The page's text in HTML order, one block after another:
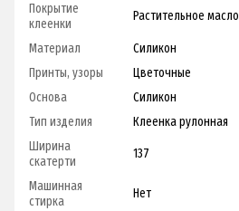
Покрытие
клеенки
Растительное масло
Материал
Силикон
Принты, узоры
Цветочные
Основа
Силикон
Тип изделия
Клеенка рулонная
Ширина
скатерти
137
Машинная
стирка
Нет